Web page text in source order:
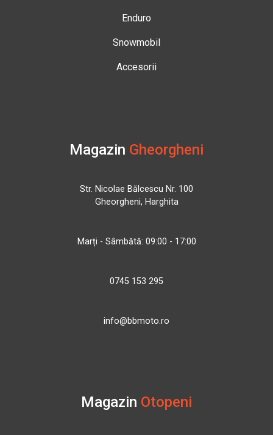
Enduro
Snowmobil
Accesorii
Magazin Gheorgheni
Str. Nicolae Bălcescu Nr. 100
Gheorgheni, Harghita
Marți - Sâmbătă: 09:00 - 17:00
0745 153 295
info@bbmoto.ro
Magazin Otopeni